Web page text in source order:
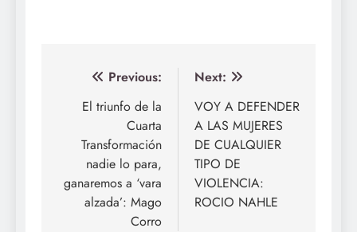
Navegación
entradas
Previous:
El triunfo de la
Cuarta
Transformación
nadie lo para,
ganaremos a ‘vara
alzada’: Mago
Corro
Next:
VOY A DEFENDER
A LAS MUJERES
DE CUALQUIER
TIPO DE
VIOLENCIA:
ROCIO NAHLE